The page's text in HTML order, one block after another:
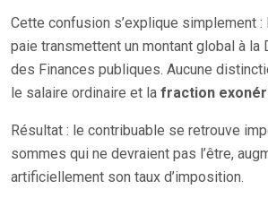
Cette confusion s’explique simplement
paie transmettent un montant global à la
des Finances publiques. Aucune
le salaire ordinaire et la fraction
Résultat : le contribuable se retrouve
sommes qui ne devraient pas l’être,
artificiellement son taux d’imposition.